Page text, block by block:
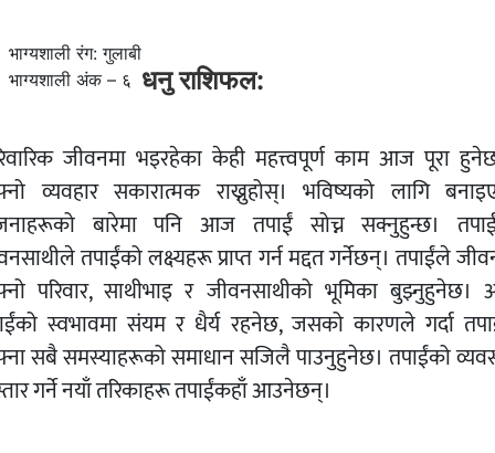
भाग्यशाली रंग: गुलाबी
भाग्यशाली अंक – ६ धनु राशिफल:
जीवनमा भइरहेका केही महत्त्वपूर्ण काम आज पूरा
व्यवहार सकारात्मक राख्नुहोस्। भविष्यको लागि
बारेमा पनि आज तपाईं सोच्न सक्नुहुन्छ।
तपाईंको लक्ष्यहरू प्राप्त गर्न मद्दत गर्नेछन्। तपाईंले
परिवार, साथीभाइ र जीवनसाथीको भूमिका
स्वभावमा संयम र धैर्य रहनेछ, जसको कारणले गर्दा
सबै समस्याहरूको समाधान सजिलै पाउनुहुनेछ। तपाईंको
गर्ने नयाँ तरिकाहरू तपाईंकहाँ आउनेछन्।